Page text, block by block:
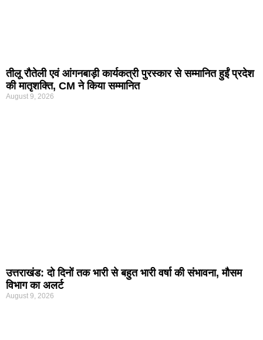
तीलू रौतेली एवं आंगनबाड़ी कार्यकत्री पुरस्कार से सम्मानित हुईं प्रदेश
की मातृशक्ति, CM ने किया सम्मानित
August 9, 2026
उत्तराखंड: दो दिनों तक भारी से बहुत भारी वर्षा की संभावना, मौसम
विभाग का अलर्ट
August 9, 2026